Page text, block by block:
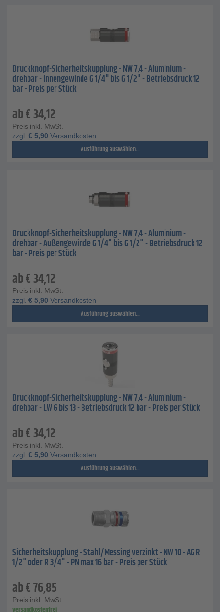
Druckknopf-Sicherheitskupplung - NW 7,4 - Aluminium -
drehbar - Innengewinde G 1/4" bis G 1/2" - Betriebsdruck 12
bar - Preis per Stück
ab€34,12
Preis inkl. MwSt.
zzgl. € 5,90 Versandkosten
Ausführung auswählen...
Druckknopf-Sicherheitskupplung - NW 7,4 - Aluminium -
drehbar - Außengewinde G 1/4" bis G 1/2" - Betriebsdruck 12
bar - Preis per Stück
ab€34,12
Preis inkl. MwSt.
zzgl. € 5,90 Versandkosten
Ausführung auswählen...
Druckknopf-Sicherheitskupplung - NW 7,4 - Aluminium -
drehbar - LW 6 bis 13 - Betriebsdruck 12 bar - Preis per Stück
ab€34,12
Preis inkl. MwSt.
zzgl. € 5,90 Versandkosten
Ausführung auswählen...
Sicherheitskupplung - Stahl/Messing verzinkt - NW 10 - AG R
1/2" oder R 3/4" - PN max 16 bar - Preis per Stück
ab€76,85
Preis inkl. MwSt.
versandkostenfrei